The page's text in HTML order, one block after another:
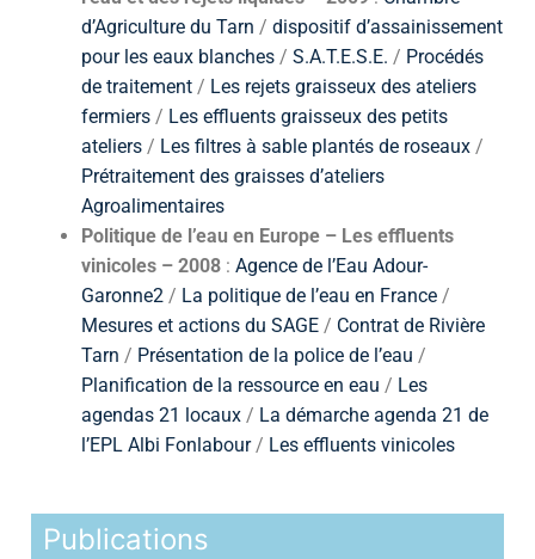
d’Agriculture du Tarn / dispositif d’assainissement
pour les eaux blanches/ S.A.T.E.S.E. / Procédés
de traitement/ Les rejets graisseux des ateliers
fermiers/ Les effluents graisseux des petits
ateliers/ Les filtres à sable plantés de roseaux/
Prétraitement des graisses d’ateliers
Agroalimentaires
Politique de l’eau en Europe – Les effluents
vinicoles – 2008: Agence de l’Eau Adour-
Garonne2 / La politique de l’eau en France/
Mesures et actions du SAGE/ Contrat de Rivière
Tarn / Présentation de la police de l’eau /
Planification de la ressource en eau / Les
agendas 21 locaux/ La démarche agenda 21 de
l’EPL Albi Fonlabour/ Les effluents vinicoles
Publications